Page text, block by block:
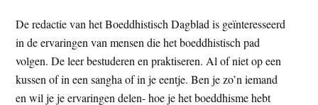
i
t
e
z
e
s
i
De redactie van het Boeddhistisch Dagblad is geïnteresseerd
in de ervaringen van mensen die het boeddhistisch pad
volgen. De leer bestuderen en praktiseren. Al of niet op een
kussen of in een sangha of in je eentje. Ben je zo’n iemand
en wil je je ervaringen delen- hoe je het boeddhisme hebt